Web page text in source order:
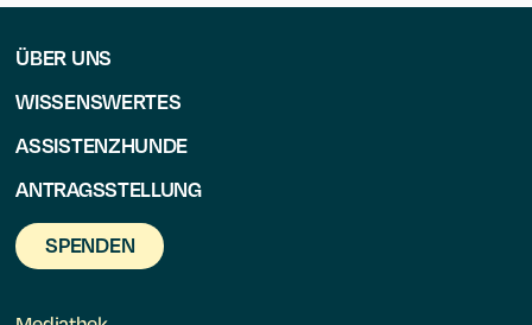
ÜBER UNS
WISSENSWERTES
ASSISTENZHUNDE
ANTRAGSSTELLUNG
SPENDEN